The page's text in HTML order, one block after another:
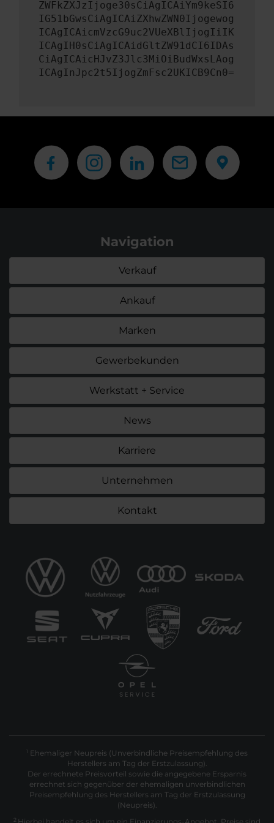
ZWFkZXJzIjoge30sCiAgICAiYm9keSI6
IG51bGwsCiAgICAiZXhwZWN0Ijogewog
ICAgICAicmVzcG9uc2VUeXBlIjogIiIK
ICAgIH0sCiAgICAidGltZW91dCI6IDAs
CiAgICAicHJvZ3Jlc3MiOiBudWxsLAog
ICAgInJpc2t5IjogZmFsc2UKICB9Cn0=
Navigation
Verkauf
Ankauf
Marken
Gewerbekunden
Werkstatt + Service
News
Karriere
Unternehmen
Kontakt
1 Ehemaliger Neupreis (Unverbindliche Preisempfehlung des
Herstellers am Tag der Erstzulassung).
Der errechnete Preisvorteil sowie die angegebene Ersparnis
errechnet sich gegenüber der ehemaligen unverbindlichen
Preisempfehlung des Herstellers am Tag der Erstzulassung
(Neupreis).
2